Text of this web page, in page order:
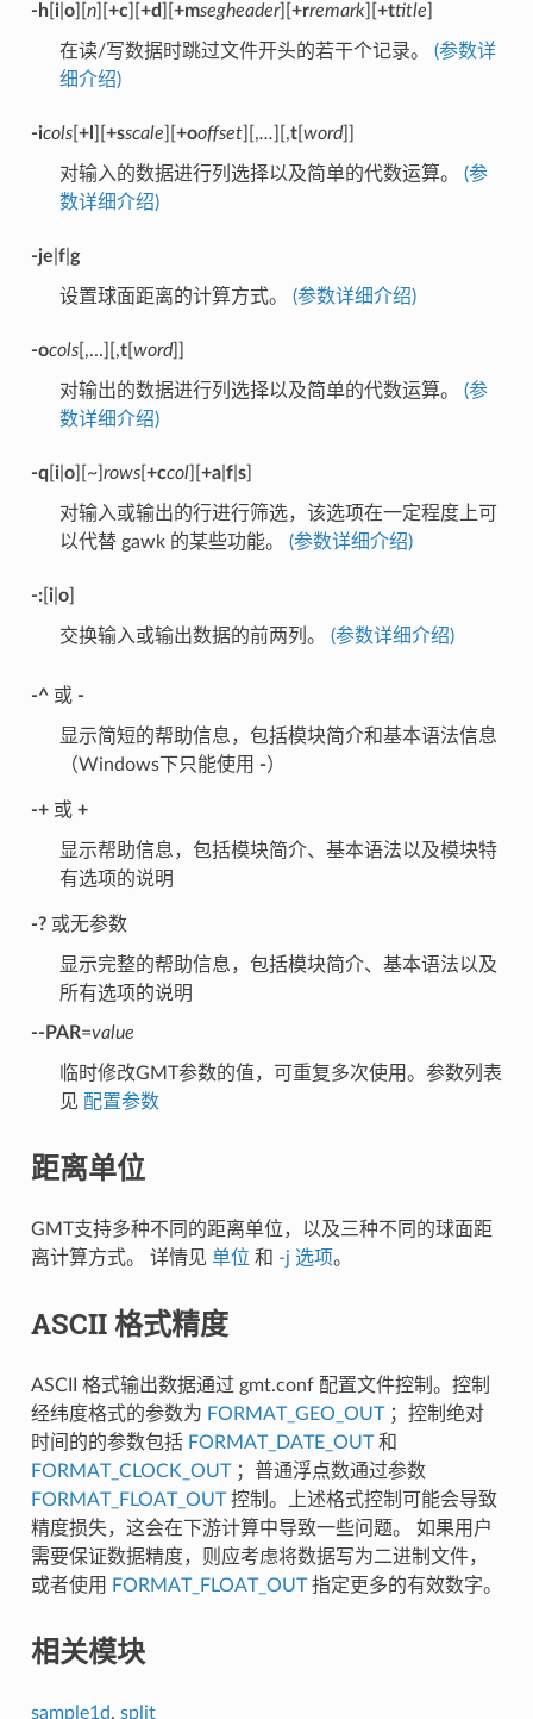
-h[ i| o][ n][ +c][ +d +msegheader][ +rremark][ +ttitle
在读/写数据时跳过文件开头的若干个记录。 (参数详
细介绍)
-icols[ +l +sscale +ooffset][,... ][,t[ word]]
对输入的数据进行列选择以及简单的代数运算。 (参
数详细介绍)
-je f| g
设置球面距离的计算方式。 (参数详细介绍)
-ocols[,...][,t[ word]]
对输出的数据进行列选择以及简单的代数运算。 (参
数详细介绍)
-q i| o][~] rows[ +ccol][ +a| f| s]
对输入或输出的行进行筛选，该选项在一定程度上可
以代替 gawk 的某些功能。 (参数详细介绍)
-:[ i| o]
交换输入或输出数据的前两列。 (参数详细介绍)
-^或 -
显示简短的帮助信息，包括模块简介和基本语法信息
（Windows下只能使用 -）
-+或 +
显示帮助信息，包括模块简介、基本语法以及模块特
有选项的说明
-?或无参数
显示完整的帮助信息，包括模块简介、基本语法以及
所有选项的说明
--PAR=value
临时修改GMT参数的值，可重复多次使用。参数列表
见 配置参数
距离单位
GMT支持多种不同的距离单位，以及三种不同的球面距
离计算方式。 详情见 单位 和 -j 选项。
ASCII 格式精度
ASCII 格式输出数据通过 gmt.conf 配置文件控制。控制
经纬度格式的参数为 FORMAT_GEO_OUT；控制绝对
时间的的参数包括 FORMAT_DATE_OUT和
FORMAT_CLOCK_OUT；普通浮点数通过参数
FORMAT_FLOAT_OUT控制。上述格式控制可能会导致
精度损失，这会在下游计算中导致一些问题。 如果用户
需要保证数据精度，则应考虑将数据写为二进制文件，
或者使用
FORMAT_FLOAT_OUT指定更多的有效数字。
相关模块
sample1d, split